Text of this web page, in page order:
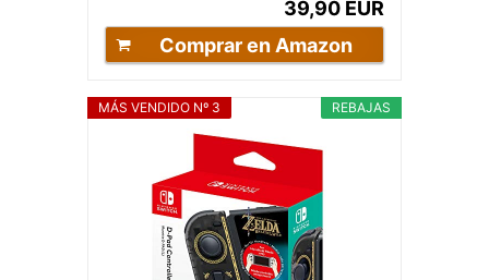
39,90 EUR
Comprar en Amazon
REBAJAS
MÁS VENDIDO Nº 3